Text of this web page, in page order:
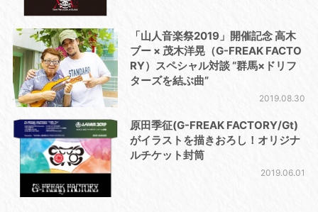
「山人音楽祭2019」開催記念 高木
ブー × 茂木洋晃（G-FREAK FACTO
RY）スペシャル対談 “群馬×ドリフ
ターズを結ぶ曲”
2019.08.30
原田季征(G-FREAK FACTORY/Gt)
がイラストを描きおろし！オリジナ
ルチケット封筒
2019.06.01